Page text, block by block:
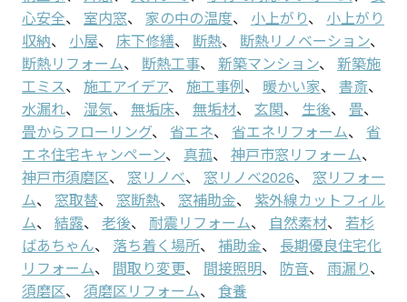
心安全、 室内窓、 家の中の温度、 小上がり、
小上がり
収納、 小屋、 床下修繕、 断熱、 断熱リノベーション、
断熱リフォーム、 断熱工事、 新築マンション、
新築施
工ミス、 施工アイデア、 施工事例、 暖かい家、 書斎、
水漏れ、 湿気、 無垢床、 無垢材、 玄関、 生後、 畳、
畳からフローリング、 省エネ、 省エネリフォーム、
省
エネ住宅キャンペーン、 真菰、 神戸市窓リフォーム、
神戸市須磨区、 窓リノベ、 窓リノベ2026、
窓リフォー
ム、 窓取替、 窓断熱、 窓補助金、
紫外線カットフィル
ム、 結露、 老後、 耐震リフォーム、 自然素材、
若杉
ばあちゃん、 落ち着く場所、 補助金、
長期優良住宅化
リフォーム、 間取り変更、 間接照明、 防音、 雨漏り、
須磨区、 須磨区リフォーム、 食養